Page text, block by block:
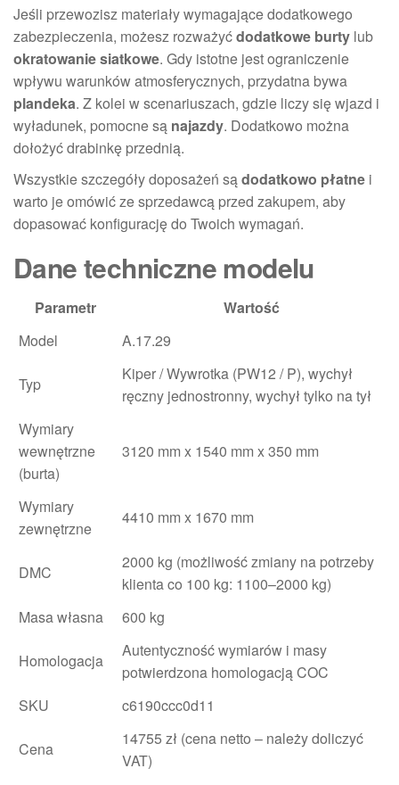
Jeśli przewozisz materiały wymagające dodatkowego
zabezpieczenia, możesz rozważyćdodatkowe burty lub
okratowanie siatkowe. Gdy istotne jest ograniczenie
wpływu warunków atmosferycznych, przydatna bywa
plandeka. Z kolei w scenariuszach, gdzie liczy się wjazd i
wyładunek, pomocne są najazdy. Dodatkowo można
dołożyć drabinkę przednią.
Wszystkie szczegóły doposażeń sądodatkowo płatne i
warto je omówić ze sprzedawcą przed zakupem, aby
dopasować konfigurację do Twoich wymagań.
Dane techniczne modelu
Parametr
Wartość
Model
A.17.29
Typ
Kiper / Wywrotka (PW12 / P), wychył
ręczny jednostronny, wychył tylko na tył
Wymiary
wewnętrzne
(burta)
3120 mm x 1540 mm x 350 mm
Wymiary
zewnętrzne
4410 mm x 1670 mm
DMC
2000 kg (możliwość zmiany na potrzeby
klienta co 100 kg: 1100–2000 kg)
Masa własna
600 kg
Homologacja
Autentyczność wymiarów i masy
potwierdzona homologacją COC
SKU
c6190ccc0d11
Cena
14755 zł (cena netto – należy doliczyć
VAT)